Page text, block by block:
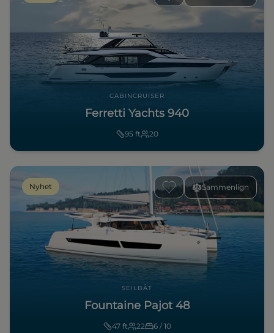
CABINCRUISER
Ferretti Yachts 940
95 ft 20
Sammenlign
Nyhet
SEILBÅT
Fountaine Pajot 48
47 ft 22 6 / 10